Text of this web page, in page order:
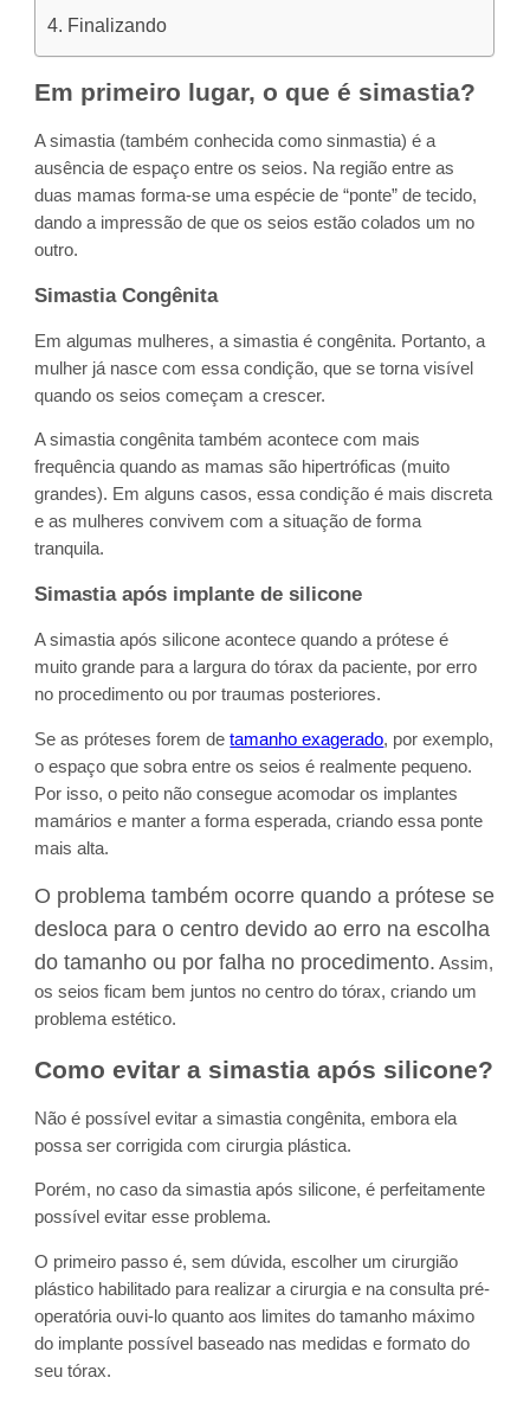
Finalizando
Em primeiro lugar, o que é simastia?
A simastia (também conhecida como sinmastia) é a
ausência de espaço entre os seios. Na região entre as
duas mamas forma-se uma espécie de “ponte” de tecido,
dando a impressão de que os seios estão colados um no
outro.
Simastia Congênita
Em algumas mulheres, a simastia é congênita. Portanto, a
mulher já nasce com essa condição, que se torna visível
quando os seios começam a crescer.
A simastia congênita também acontece com mais
frequência quando as mamas são hipertróficas (muito
grandes). Em alguns casos, essa condição é mais discreta
e as mulheres convivem com a situação de forma
tranquila.
Simastia após implante de silicone
A simastia após silicone acontece quando a prótese é
muito grande para a largura do tórax da paciente, por erro
no procedimento ou por traumas posteriores.
Se as próteses forem detamanho exagerado, por exemplo,
o espaço que sobra entre os seios é realmente pequeno.
Por isso, o peito não consegue acomodar os implantes
mamários e manter a forma esperada, criando essa ponte
mais alta.
O problema também ocorre quando a prótese se
desloca para o centro devido ao erro na escolha
do tamanho ou por falha no procedimento. Assim,
os seios ficam bem juntos no centro do tórax, criando um
problema estético.
Como evitar a simastia após silicone?
Não é possível evitar a simastia congênita, embora ela
possa ser corrigida com cirurgia plástica.
Porém, no caso da simastia após silicone, é perfeitamente
possível evitar esse problema.
O primeiro passo é, sem dúvida, escolher um cirurgião
plástico habilitado para realizar a cirurgia e na consulta pré-
operatória ouvi-lo quanto aos limites do tamanho máximo
do implante possível baseado nas medidas e formato do
seu tórax.